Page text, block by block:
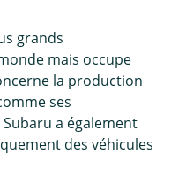
grands
mais occupe
la production
ses
a également
des véhicules